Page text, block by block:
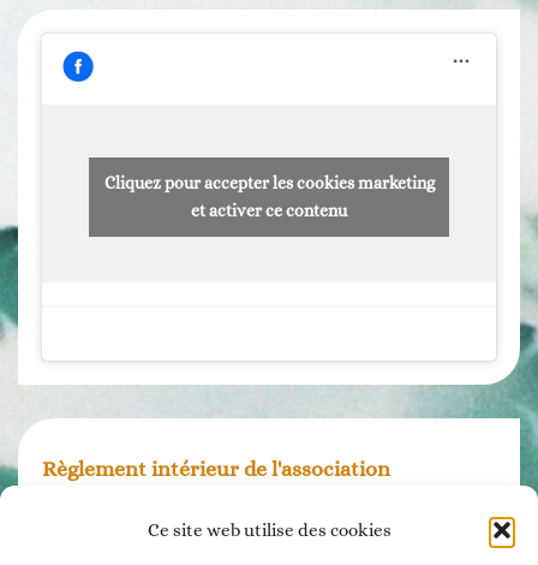
Ce site web utilise des cookies
Cliquez pour accepter les cookies marketing
et activer ce contenu
Règlement intérieur de l'association